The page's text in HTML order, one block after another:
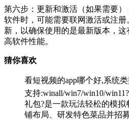
第六步：更新和激活（如果需要）
软件时，可能需要联网激活或注
新，以确保使用的是最新版本，
高软件性能。
猜你喜欢
看短视频的app哪个好,系统
支持:winall/win7/win10/
礼包?是一款玩法轻松的模
铺布局、研发特色菜品并招